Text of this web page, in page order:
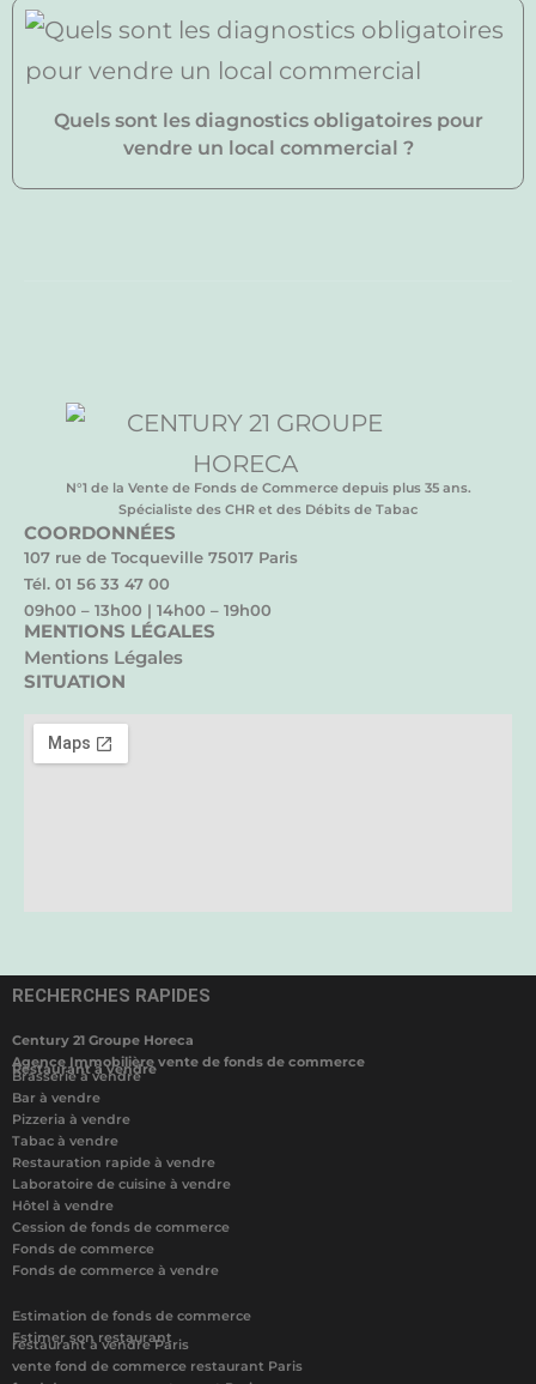
Quels sont les diagnostics obligatoires pour
vendre un local commercial ?
N°1 de la Vente de Fonds de Commerce depuis plus 35 ans.
Spécialiste des CHR et des Débits de Tabac
COORDONNÉES
107 rue de Tocqueville 75017 Paris
Tél. 01 56 33 47 00
09h00 – 13h00 | 14h00 – 19h00
MENTIONS LÉGALES
Mentions Légales
SITUATION
RECHERCHES RAPIDES
Century 21 Groupe Horeca
Agence Immobilière vente de fonds de commerce
Restaurant à vendre
Brasserie à vendre
Bar à vendre
Pizzeria à vendre
Tabac à vendre
Restauration rapide à vendre
Laboratoire de cuisine à vendre
Hôtel à vendre
Cession de fonds de commerce
Fonds de commerce
Fonds de commerce à vendre
Estimation de fonds de commerce
Estimer son restaurant
restaurant à vendre Paris
vente fond de commerce restaurant Paris